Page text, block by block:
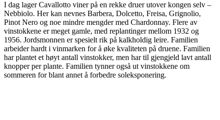
I dag lager Cavallotto viner på en rekke druer utover kongen selv –
Nebbiolo. Her kan nevnes Barbera, Dolcetto, Freisa, Grignolio,
Pinot Nero og noe mindre mengder med Chardonnay. Flere av
vinstokkene er meget gamle, med replantinger mellom 1932 og
1956. Jordsmonnen er spesielt rik på kalkholdig leire. Familien
arbeider hardt i vinmarken for å øke kvaliteten på druene. Familien
har plantet et høyt antall vinstokker, men har til gjengjeld lavt antall
knopper per plante. Familien tynner også ut vinstokkene om
sommeren for blant annet å forbedre soleksponering.